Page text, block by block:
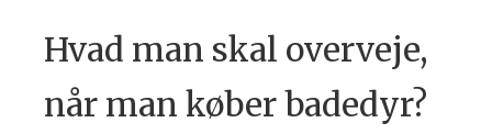
Hvad man skal overveje,
når man køber badedyr?